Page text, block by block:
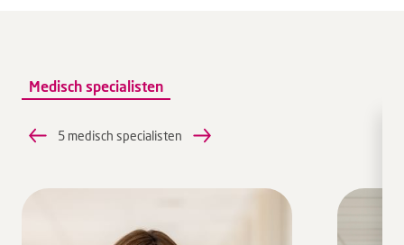
Medisch specialisten
5 medisch specialisten